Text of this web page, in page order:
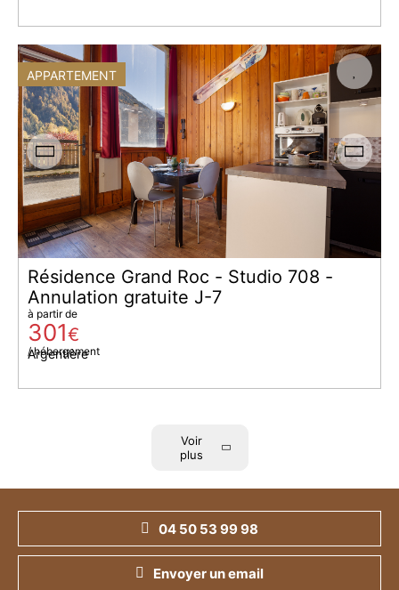
APPARTEMENT
Résidence Grand Roc - Studio 708 -
Annulation gratuite J-7
Argentière
à partir de
301€
/ hébergement
Voir
plus
04 50 53 99 98
Envoyer un email